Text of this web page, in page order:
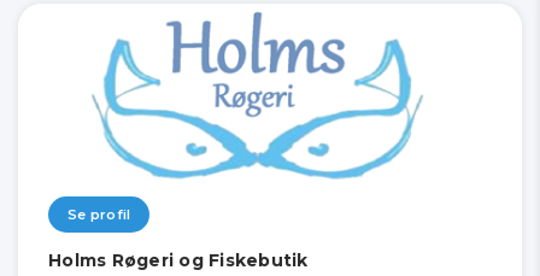
Se profil
Holms Røgeri og Fiskebutik